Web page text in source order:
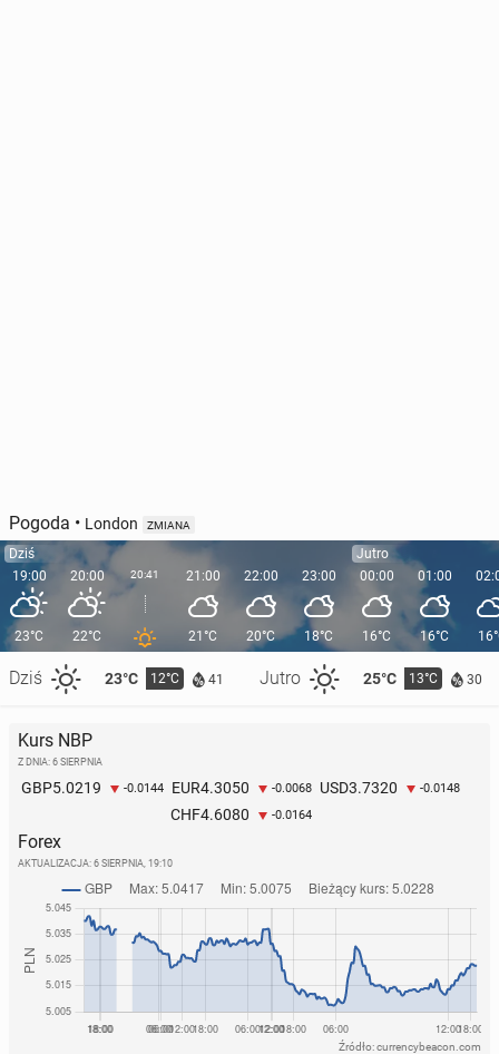
Pogoda • London ZMIANA
Dziś
19:00
23°C
Dziś 23°C 12°C 41 Jutro 25°C 13°C 30
20:00
22°C
20:41 21:00
21°C
22:00
20°C
23:00
18°C
Jutro
00:00
16°C
01:00
16°C
Kurs NBP
Z DNIA: 6 SIERPNIA
GBP5.0219 -0.0144 EUR4.3050 -0.0068 USD3.7320 -0.0148
CHF4.6080 -0.0164
Forex
AKTUALIZACJA: 6 SIERPNIA, 19:10
Źródło: currencybeacon.com